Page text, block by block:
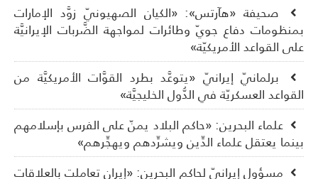
صحيفة «هآرتس»: «الكيان الصهيونيّ زوَّد الإمارات
دفاع جويّ وطائرات لمواجهة الضَّربات الإيرانيَّة
القواعد الأمريكيّة»
برلمانيّ إيرانيّ «يتوعَّد بطرد القوَّات الأمريكيَّة من
العسكريّة في الدُّول الخليجيَّة»
علماء البحرين: «حاكم البلاد يمنّ على الفرس بإسلامهم
يعتقل علماء الدِّين ويشرِّدهم ويهجِّرهم»
مسؤول إيرانيّ لحاكم البحرين: «إيران تعاملت بالعلاقات